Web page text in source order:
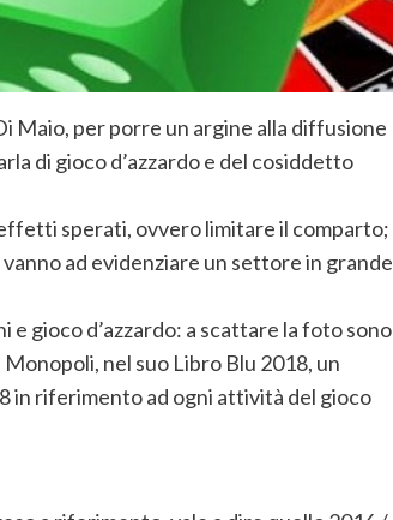
Maio, per porre un argine alla diffusione
di gioco d’azzardo e del cosiddetto
sperati, ovvero limitare il comparto;
ad evidenziare un settore in grande
e gioco d’azzardo: a scattare la foto sono
nel suo Libro Blu 2018, un
in riferimento ad ogni attività del gioco